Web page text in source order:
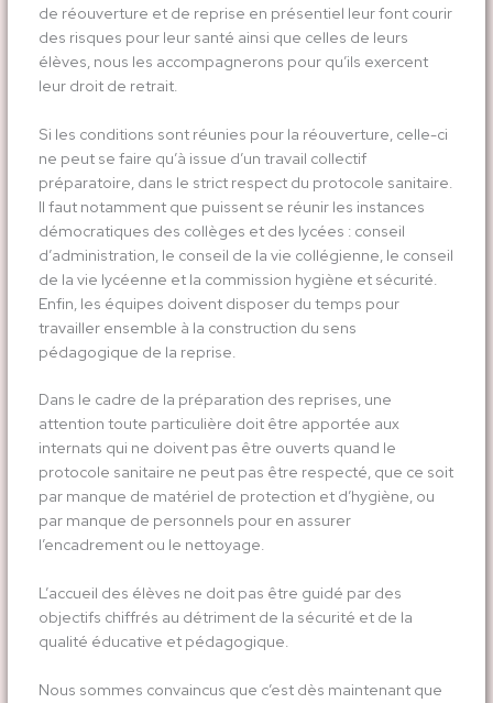
de réouverture et de reprise en présentiel leur font courir
des risques pour leur santé ainsi que celles de leurs
élèves, nous les accompagnerons pour qu’ils exercent
leur droit de retrait.
Si les conditions sont réunies pour la réouverture, celle-ci
ne peut se faire qu’à issue d’un travail collectif
préparatoire, dans le strict respect du protocole sanitaire.
Il faut notamment que puissent se réunir les instances
démocratiques des collèges et des lycées : conseil
d’administration, le conseil de la vie collégienne, le conseil
de la vie lycéenne et la commission hygiène et sécurité.
Enfin, les équipes doivent disposer du temps pour
travailler ensemble à la construction du sens
pédagogique de la reprise.
Dans le cadre de la préparation des reprises, une
attention toute particulière doit être apportée aux
internats qui ne doivent pas être ouverts quand le
protocole sanitaire ne peut pas être respecté, que ce soit
par manque de matériel de protection et d’hygiène, ou
par manque de personnels pour en assurer
l’encadrement ou le nettoyage.
L’accueil des élèves ne doit pas être guidé par des
objectifs chiffrés au détriment de la sécurité et de la
qualité éducative et pédagogique.
Nous sommes convaincus que c’est dès maintenant que